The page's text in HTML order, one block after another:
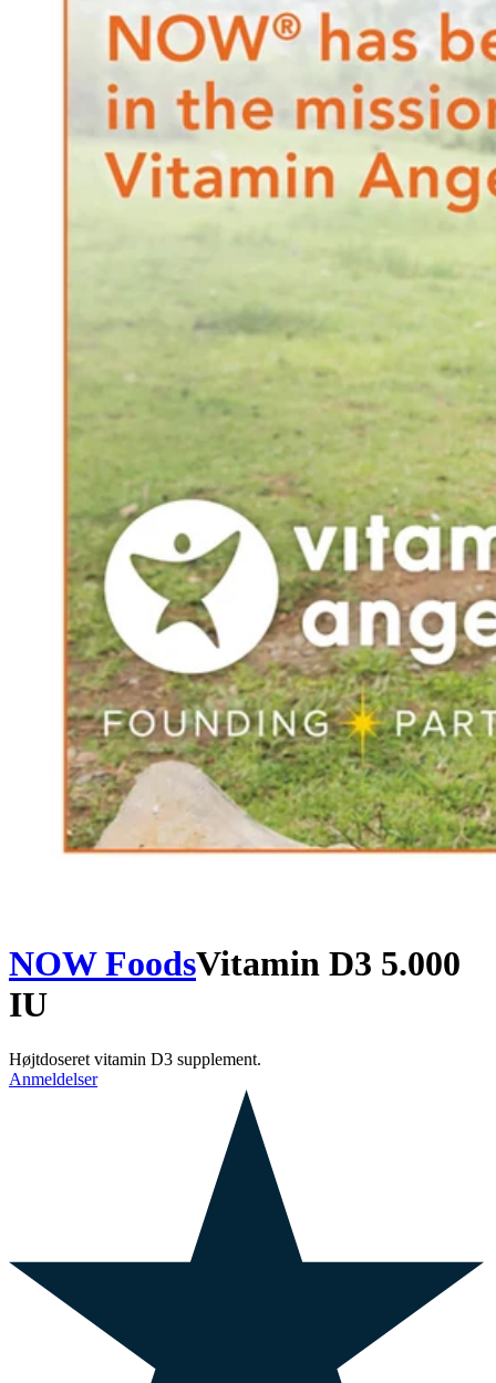
NOW FoodsVitamin D3 5.000
IU
Højtdoseret vitamin D3 supplement.
Anmeldelser